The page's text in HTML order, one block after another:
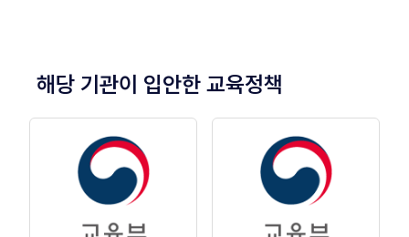
해당 기관이 입안한 교육정책